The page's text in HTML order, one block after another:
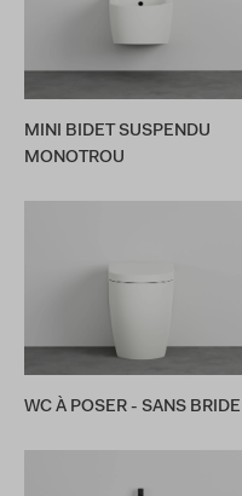
MINI BIDET SUSPENDU
MONOTROU
WC À POSER - SANS BRIDE